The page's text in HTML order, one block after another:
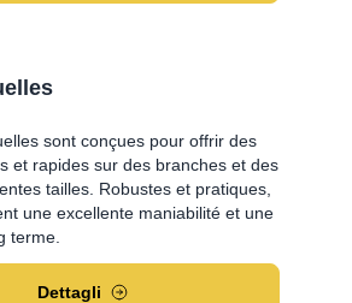
sont conçues pour offrir des
et rapides sur des branches et des
tailles. Robustes et pratiques,
une excellente maniabilité et une
terme.
Dettagli